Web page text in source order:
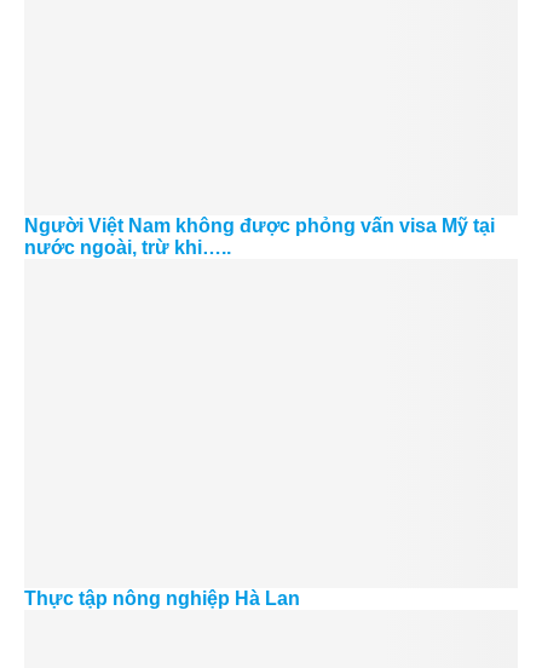
Người Việt Nam không được phỏng vấn visa Mỹ tại
nước ngoài, trừ khi…..
Thực tập nông nghiệp Hà Lan